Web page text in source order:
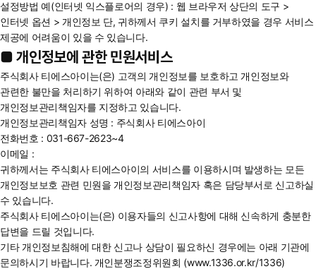
설정방법 예(인터넷 익스플로어의 경우) : 웹 브라우저 상단의 도구 >
인터넷 옵션 > 개인정보 단, 귀하께서 쿠키 설치를 거부하였을 경우 서비스
제공에 어려움이 있을 수 있습니다.
■ 개인정보에 관한 민원서비스
주식회사 티에스아이는(은) 고객의 개인정보를 보호하고 개인정보와
관련한 불만을 처리하기 위하여 아래와 같이 관련 부서 및
개인정보관리책임자를 지정하고 있습니다.
개인정보관리책임자 성명 : 주식회사 티에스아이
전화번호 : 031-667-2623~4
이메일 :
귀하께서는 주식회사 티에스아이의 서비스를 이용하시며 발생하는 모든
개인정보보호 관련 민원을 개인정보관리책임자 혹은 담당부서로 신고하실
수 있습니다.
주식회사 티에스아이는(은) 이용자들의 신고사항에 대해 신속하게 충분한
답변을 드릴 것입니다.
기타 개인정보침해에 대한 신고나 상담이 필요하신 경우에는 아래 기관에
문의하시기 바랍니다. 개인분쟁조정위원회 (www.1336.or.kr/1336)